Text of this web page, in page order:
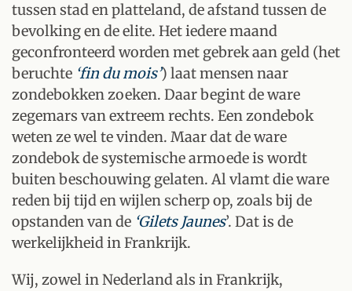
tussen stad en platteland, de afstand tussen de
bevolking en de elite. Het iedere maand
geconfronteerd worden met gebrek aan geld (het
beruchte ‘fin du mois’) laat mensen naar
zondebokken zoeken. Daar begint de ware
zegemars van extreem rechts. Een zondebok
weten ze wel te vinden. Maar dat de ware
zondebok de systemische armoede is wordt
buiten beschouwing gelaten. Al vlamt die ware
reden bij tijd en wijlen scherp op, zoals bij de
opstanden van de ‘Gilets Jaunes’. Dat is de
werkelijkheid in Frankrijk.
Wij, zowel in Nederland als in Frankrijk,